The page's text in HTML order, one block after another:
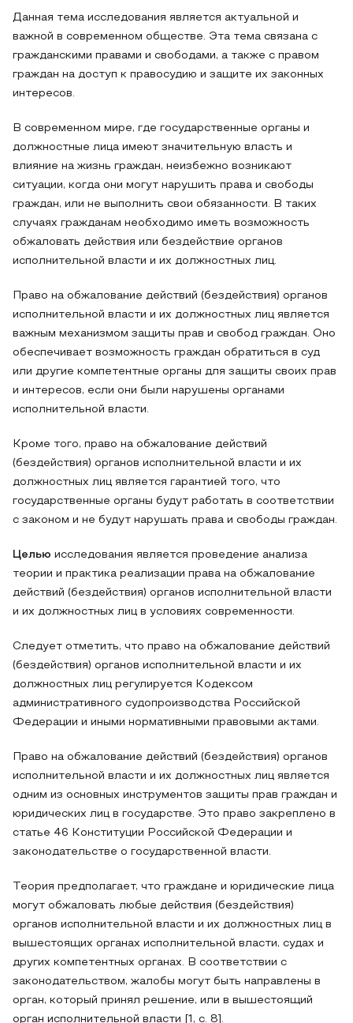
Данная тема исследования является актуальной и
важной в современном обществе. Эта тема связана с
гражданскими правами и свободами, а также с правом
граждан на доступ к правосудию и защите их законных
интересов.
В современном мире, где государственные органы и
должностные лица имеют значительную власть и
влияние на жизнь граждан, неизбежно возникают
ситуации, когда они могут нарушить права и свободы
граждан, или не выполнить свои обязанности. В таких
случаях гражданам необходимо иметь возможность
обжаловать действия или бездействие органов
исполнительной власти и их должностных лиц.
Право на обжалование действий (бездействия) органов
исполнительной власти и их должностных лиц является
важным механизмом защиты прав и свобод граждан. Оно
обеспечивает возможность граждан обратиться в суд
или другие компетентные органы для защиты своих прав
и интересов, если они были нарушены органами
исполнительной власти.
Кроме того, право на обжалование действий
(бездействия) органов исполнительной власти и их
должностных лиц является гарантией того, что
государственные органы будут работать в соответствии
с законом и не будут нарушать права и свободы граждан.
Целью исследования является проведение анализа
теории и практика реализации права на обжалование
действий (бездействия) органов исполнительной власти
и их должностных лиц в условиях современности.
Следует отметить, что право на обжалование действий
(бездействия) органов исполнительной власти и их
должностных лиц регулируется Кодексом
административного судопроизводства Российской
Федерации и иными нормативными правовыми актами.
Право на обжалование действий (бездействия) органов
исполнительной власти и их должностных лиц является
одним из основных инструментов защиты прав граждан и
юридических лиц в государстве. Это право закреплено в
статье 46 Конституции Российской Федерации и
законодательстве о государственной власти.
Теория предполагает, что граждане и юридические лица
могут обжаловать любые действия (бездействия)
органов исполнительной власти и их должностных лиц в
вышестоящих органах исполнительной власти, судах и
других компетентных органах. В соответствии с
законодательством, жалобы могут быть направлены в
орган, который принял решение, или в вышестоящий
орган исполнительной власти [1, c. 8].